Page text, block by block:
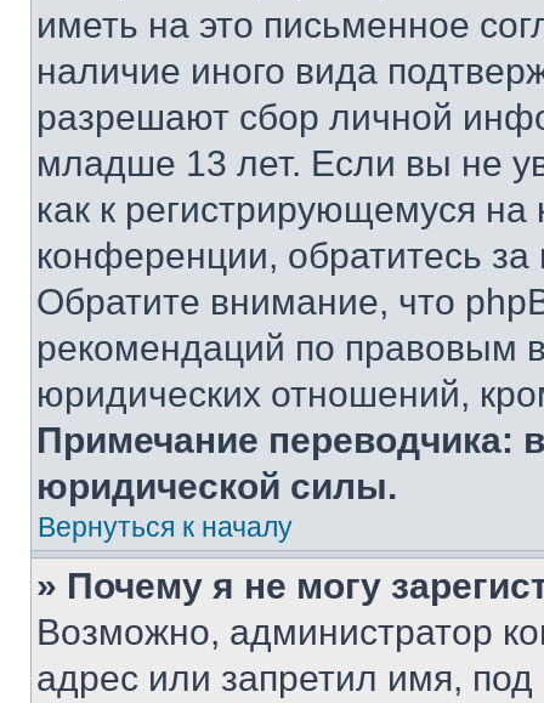
иметь на это письменное
наличие иного вида
разрешают сбор личной
младше 13 лет. Если вы не
как к регистрирующемуся
конференции, обратитесь
Обратите внимание, что
рекомендаций по правовым
юридических отношений,
Примечание переводчика:
юридической силы.
Вернуться к началу
» Почему я не могу
Возможно, администратор
адрес или запретил имя,